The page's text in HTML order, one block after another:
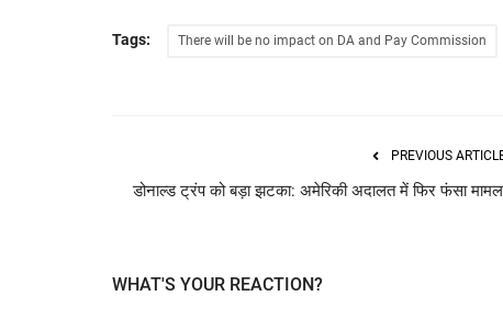
Tags: There will be no impact on DA and Pay Commission
PREVIOUS
डोनाल्ड ट्रंप को बड़ा झटका: अमेरिकी अदालत में फिर फंसा
WHAT'S YOUR REACTION?